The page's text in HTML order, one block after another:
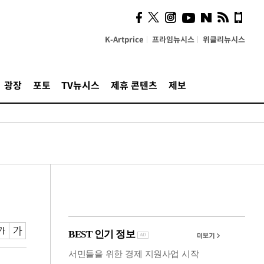
K-Artprice 프라임뉴시스 위클리뉴시스
광장 포토 TV뉴시스 제휴 콘텐츠 제보
시, 스마트폰 액세서리에
NFC 더했다